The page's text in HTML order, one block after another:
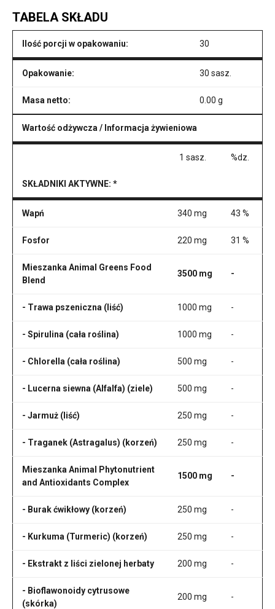
TABELA SKŁADU
Ilość porcji w opakowaniu: 30
Opakowanie: 30 sasz.
Masa netto: 0.00 g
Wartość odżywcza / Informacja żywieniowa
1 sasz. %dz.
SKŁADNIKI AKTYWNE: *
Wapń 340 mg 43 %
Fosfor 220 mg 31 %
Mieszanka Animal Greens Food
Blend
3500 mg -
- Trawa pszeniczna (liść) 1000 mg -
- Spirulina (cała roślina) 1000 mg -
- Chlorella (cała roślina) 500 mg -
- Lucerna siewna (Alfalfa) (ziele) 500 mg -
- Jarmuż (liść) 250 mg -
- Traganek (Astragalus) (korzeń) 250 mg -
Mieszanka Animal Phytonutrient
and Antioxidants Complex
1500 mg -
- Burak ćwikłowy (korzeń) 250 mg -
- Kurkuma (Turmeric) (korzeń) 250 mg -
- Ekstrakt z liści zielonej herbaty 200 mg -
- Bioflawonoidy cytrusowe
(skórka)
200 mg -